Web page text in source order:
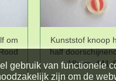
om
Kunststof knoop
half
18mm. 441-
gebruik van functionele
zijn om de